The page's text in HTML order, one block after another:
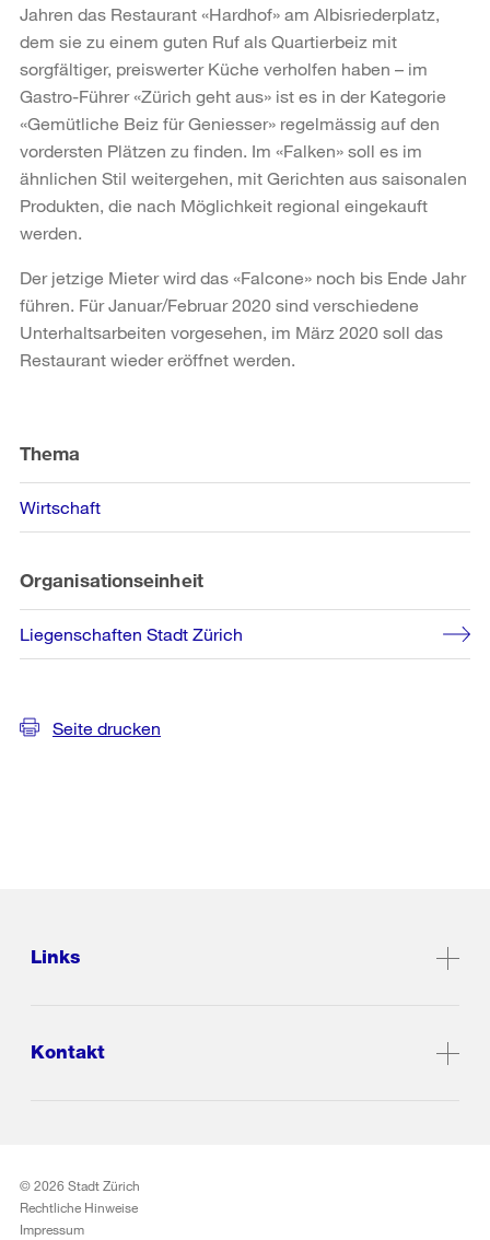
Jahren das Restaurant «Hardhof» am Albisriederplatz,
dem sie zu einem guten Ruf als Quartierbeiz mit
sorgfältiger, preiswerter Küche verholfen haben – im
Gastro-Führer «Zürich geht aus» ist es in der Kategorie
«Gemütliche Beiz für Geniesser» regelmässig auf den
vordersten Plätzen zu finden. Im «Falken» soll es im
ähnlichen Stil weitergehen, mit Gerichten aus saisonalen
Produkten, die nach Möglichkeit regional eingekauft
werden.
Der jetzige Mieter wird das «Falcone» noch bis Ende Jahr
führen. Für Januar/Februar 2020 sind verschiedene
Unterhaltsarbeiten vorgesehen, im März 2020 soll das
Restaurant wieder eröffnet werden.
Informationen
Thema
Wirtschaft
Organisationseinheit
Liegenschaften Stadt Zürich
Seite drucken
Links
Kontakt
© 2026 Stadt Zürich
Rechtliche Hinweise
Impressum